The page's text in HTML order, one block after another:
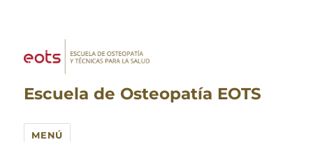
Escuela de Osteopatía EOTS
MENÚ